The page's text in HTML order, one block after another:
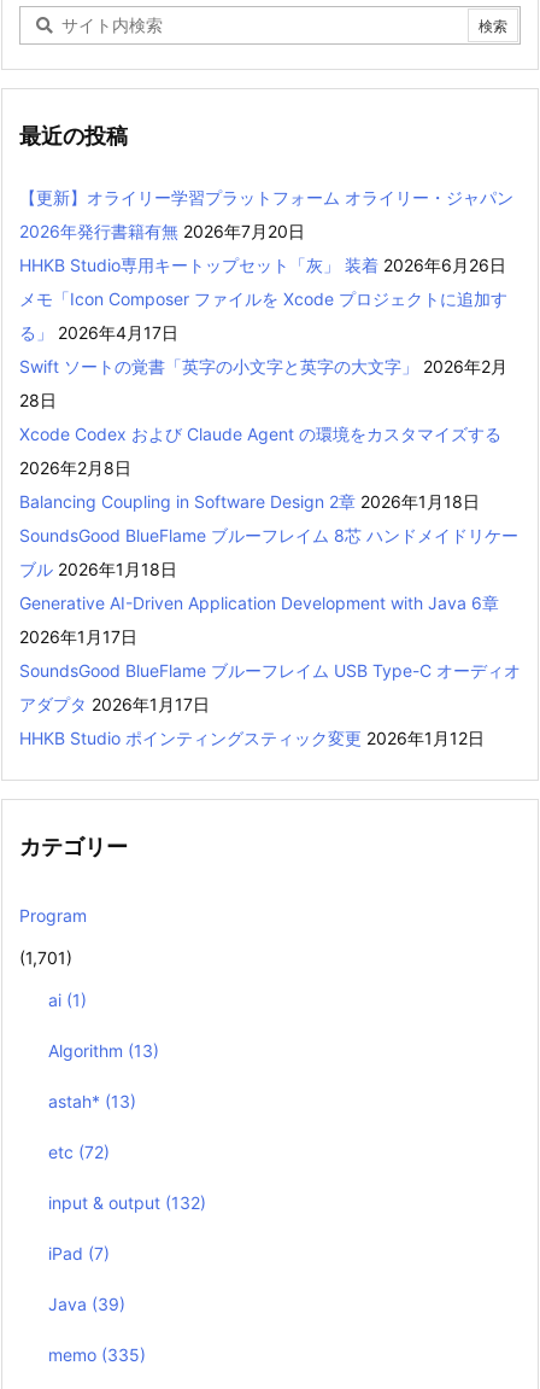
最近の投稿
【更新】オライリー学習プラットフォーム オライリー・ジャパン
2026年発行書籍有無 2026年7月20日
HHKB Studio専用キートップセット「灰」 装着 2026年6月26日
メモ「Icon Composer ファイルを Xcode プロジェクトに追加す
る」
2026年4月17日
Swift ソートの覚書「英字の小文字と英字の大文字」
2026年2月
28日
Xcode Codex および Claude Agent の環境をカスタマイズする
2026年2月8日
Balancing Coupling in Software Design 2章 2026年1月18日
SoundsGood BlueFlame ブルーフレイム 8芯 ハンドメイドリケー
ブル 2026年1月18日
Generative AI-Driven Application Development with Java 6章
2026年1月17日
SoundsGood BlueFlame ブルーフレイム USB Type-C オーディオ
アダプタ 2026年1月17日
HHKB Studio ポインティングスティック変更 2026年1月12日
カテゴリー
Program
(1,701)
ai (1)
Algorithm (13)
astah* (13)
etc (72)
input & output (132)
iPad (7)
Java (39)
memo (335)